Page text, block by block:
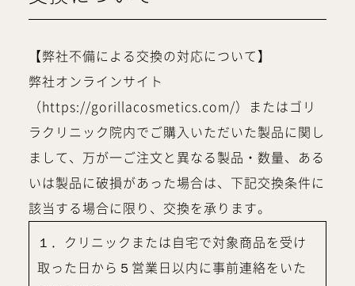
【弊社不備による交換の対応について】
弊社オンラインサイト
（https://gorillacosmetics.com/）またはゴリ
ラクリニック院内でご購入いただいた製品に関し
まして、万が一ご注文と異なる製品・数量、ある
いは製品に破損があった場合は、下記交換条件に
該当する場合に限り、交換を承ります。
１．クリニックまたは自宅で対象商品を受け
取った日から５営業日以内に事前連絡をいた